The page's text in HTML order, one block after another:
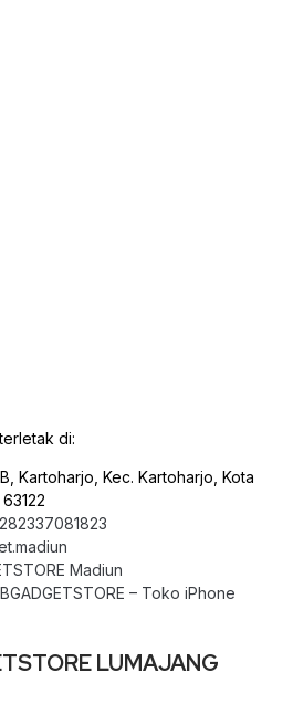
di:
Kartoharjo, Kec. Kartoharjo, Kota
Madiun
– Toko iPhone
LUMAJANG